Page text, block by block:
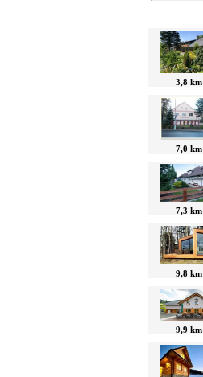
3,8 km
7,0 km
7,3 km
9,8 km
9,9 km